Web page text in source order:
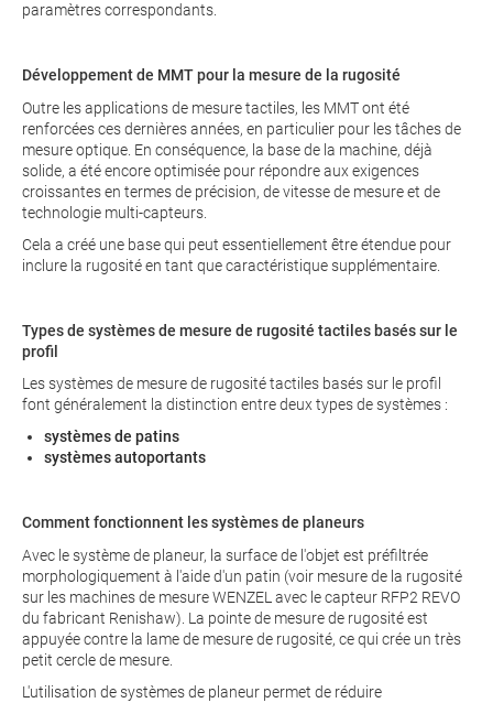
paramètres correspondants.
Développement de MMT pour la mesure de la rugosité
Outre les applications de mesure tactiles, les MMT ont été
renforcées ces dernières années, en particulier pour les tâches de
mesure optique. En conséquence, la base de la machine, déjà
solide, a été encore optimisée pour répondre aux exigences
croissantes en termes de précision, de vitesse de mesure et de
technologie multi-capteurs.
Cela a créé une base qui peut essentiellement être étendue pour
inclure la rugosité en tant que caractéristique supplémentaire.
Types de systèmes de mesure de rugosité tactiles basés sur le
profil
Les systèmes de mesure de rugosité tactiles basés sur le profil
font généralement la distinction entre deux types de systèmes :
systèmes de patins
systèmes autoportants
Comment fonctionnent les systèmes de planeurs
Avec le système de planeur, la surface de l'objet est préfiltrée
morphologiquement à l'aide d'un patin (voir mesure de la rugosité
sur les machines de mesure WENZEL avec le capteur RFP2 REVO
du fabricant Renishaw). La pointe de mesure de rugosité est
appuyée contre la lame de mesure de rugosité, ce qui crée un très
petit cercle de mesure.
L'utilisation de systèmes de planeur permet de réduire